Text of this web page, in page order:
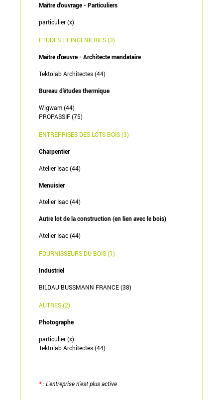
Maître d'ouvrage - Particuliers
particulier (x)
ETUDES ET INGÉNIERIES (3)
Maître d'œuvre - Architecte mandataire
Tektolab Architectes (44)
Bureau d'études thermique
Wigwam (44)
PROPASSIF (75)
ENTREPRISES DES LOTS BOIS (3)
Charpentier
Atelier Isac (44)
Menuisier
Atelier Isac (44)
Autre lot de la construction (en lien avec le bois)
Atelier Isac (44)
FOURNISSEURS DU BOIS (1)
Industriel
BILDAU BUSSMANN FRANCE (38)
AUTRES (2)
Photographe
particulier (x)
Tektolab Architectes (44)
*: L'entreprise n'est plus active